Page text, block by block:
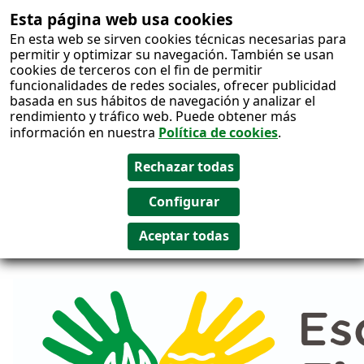
Esta página web usa cookies
En esta web se sirven cookies técnicas necesarias para
permitir y optimizar su navegación. También se usan
cookies de terceros con el fin de permitir
funcionalidades de redes sociales, ofrecer publicidad
basada en sus hábitos de navegación y analizar el
rendimiento y tráfico web. Puede obtener más
información en nuestra Política de cookies.
Salto al
contenido